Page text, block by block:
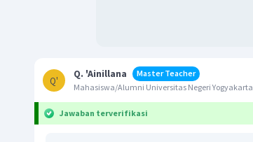
Q'
Q. 'Ainillana
Master Teacher
Mahasiswa/Alumni Universitas Negeri Yogyakarta
Jawaban terverifikasi